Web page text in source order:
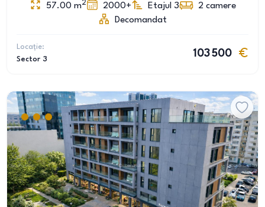
57.00 m2 2000+ Etajul 3 2 camere
Decomandat
Locație:
Sector 3
103 500